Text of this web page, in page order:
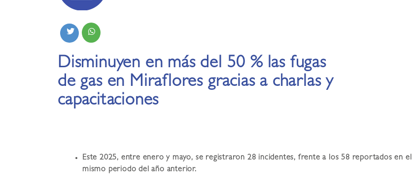
Disminuyen en más del 50 % las fugas
de gas en Miraflores gracias a charlas y
capacitaciones
Este 2025, entre enero y mayo, se registraron 28 incidentes, frente a los 58 reportados en el
mismo periodo del año anterior.